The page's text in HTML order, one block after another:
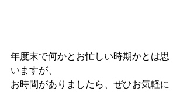
年度末で何かとお忙しい時期かとは思
いますが、
お時間がありましたら、ぜひお気軽に